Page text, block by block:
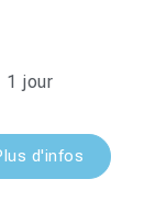
1 jour
d'infos